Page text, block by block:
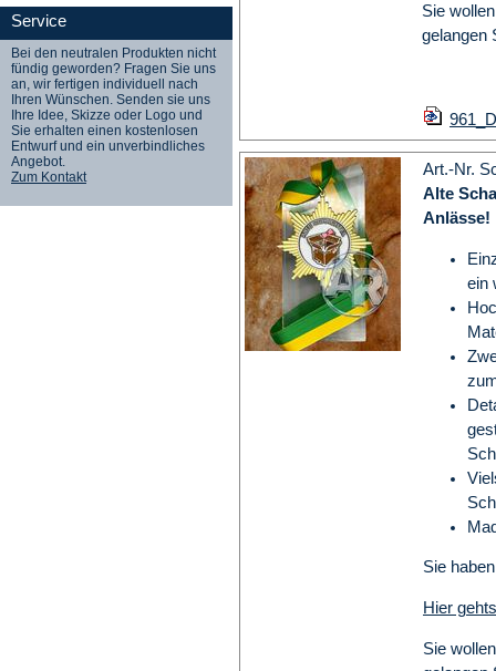
Service
Bei den neutralen Produkten nicht
fündig geworden? Fragen Sie uns
an, wir fertigen individuell nach
Ihren Wünschen. Senden sie uns
Ihre Idee, Skizze oder Logo und
Sie erhalten einen kostenlosen
Entwurf und ein unverbindliches
Angebot.
Zum Kontakt
Sie
gelangen
Art.-Nr.
Alte
Anlässe!
ein
Sie
Hier
Sie